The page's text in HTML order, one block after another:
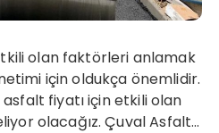
için oldukça önemlidir.
asfalt fiyatı için etkili olan
olacağız. Çuval Asfalt…